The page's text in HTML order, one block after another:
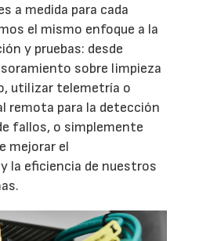
a medida para cada
el mismo enfoque a la
y pruebas: desde
sobre limpieza
utilizar telemetría o
remota para la detección
fallos, o simplemente
mejorar el
la eficiencia de nuestros